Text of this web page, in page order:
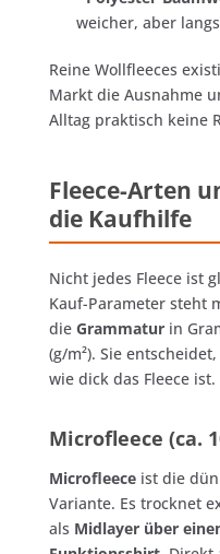
weicher, aber
Reine Wollfleeces
Markt die Ausnahme
Alltag praktisch keine
Fleece-Arten
die Kaufhilfe
Nicht jedes Fleece ist
Kauf-Parameter steht
dieGrammatur in
(g/m²). Sie
wie dick das Fleece ist.
Microfleece (ca.
Microfleece ist die
Variante. Es trocknet
als Midlayer über